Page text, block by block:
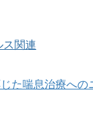
ス関連
た喘息治療への